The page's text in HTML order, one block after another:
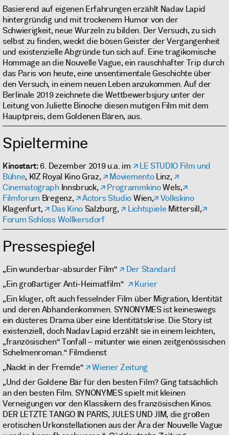
Basierend auf eigenen Erfahrungen erzählt Nadav Lapid
hintergründig und mit trockenem Humor von der
Schwierigkeit, neue Wurzeln zu bilden. Der Versuch, zu sich
selbst zu finden, weckt die bösen Geister der Vergangenheit
und existenzielle Abgründe tun sich auf. Eine tragikomische
Hommage an die Nouvelle Vague, ein rauschhafter Trip durch
das Paris von heute, eine unsentimentale Geschichte über
den Versuch, in einem neuen Leben anzukommen. Auf der
Berlinale 2019 zeichnete die Wettbewerbsjury unter der
Leitung von Juliette Binoche diesen mutigen Film mit dem
Hauptpreis, dem Goldenen Bären, aus.
Spieltermine
Kinostart:6. Dezember 2019 u.a. im
LE STUDIO Film und
Bühne, KIZ Royal Kino Graz, MoviementoLinz,
CinematographInnsbruck, ProgrammkinoWels,
Filmforum Bregenz, Actors StudioWien,
Volkskino
Klagenfurt,
Das Kino Salzburg, LichtspieleMittersill,
Forum Schloss Wollkersdorf
Pressespiegel
„Ein wunderbar-absurder Film“
Der Standard
„Ein großartiger Anti-Heimatfilm“
Kurier
„Ein kluger, oft auch fesselnder Film über Migration, Identität
und deren Abhandenkommen. SYNONYMES ist keineswegs
ein düsteres Drama über eine Identitätskrise. Die Story ist
existenziell, doch Nadav Lapid erzählt sie in einem leichten,
„französischen“ Tonfall – mitunter wie einen zeitgenössischen
Schelmenroman.“ Filmdienst
„Nackt in der Fremde“
Wiener Zeitung
„Und der Goldene Bär für den besten Film? Ging tatsächlich
an den besten Film. SYNONYMES spielt mit kleinen
Verneigungen vor den Klassikern des französischen Kinos.
DER LETZTE TANGO IN PARIS, JULES UND JIM, die großen
erotischen Urkonstellationen aus der Ära der Nouvelle Vague